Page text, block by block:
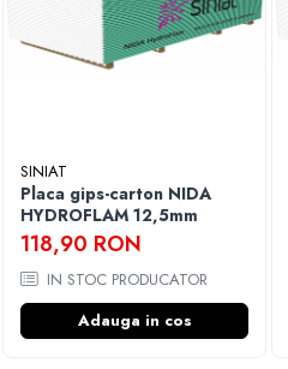
SINIAT
Placa gips-carton NIDA
HYDROFLAM 12,5mm
118,90 RON
IN STOC PRODUCATOR
Adauga in cos